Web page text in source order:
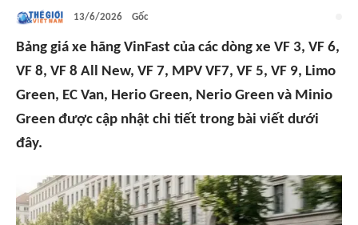
13/6/2026 Gốc
Bảng giá xe hãng VinFast của các dòng xe VF 3, VF 6,
VF 8, VF 8 All New, VF 7, MPV VF7, VF 5, VF 9, Limo
Green, EC Van, Herio Green, Nerio Green và Minio
Green được cập nhật chi tiết trong bài viết dưới
đây.